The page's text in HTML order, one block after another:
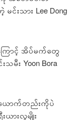
းသား Lee Dong
ောင့် အိပ်မက်တွေ
း Yoon Bora
ယောက်တည်းကိုပဲ
ယားလူမျိုး